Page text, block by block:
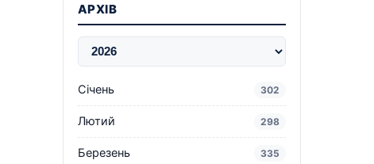
АРХІВ
Січень 302
Лютий 298
Березень 335